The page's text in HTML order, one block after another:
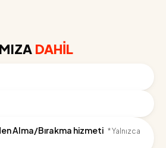
DAHİL
Alma/Bırakma hizmeti * Yalnızca